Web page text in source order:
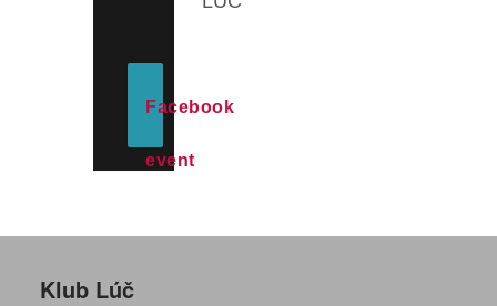
Facebook
event
Klub Lúč